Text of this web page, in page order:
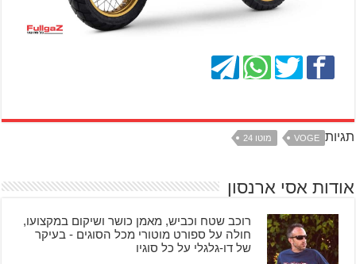
תגיות VOGE מוטו 24
אודות אסי ארנסון
רוכב שטח וכביש, מאמן כושר ושיקום במקצועו,
חולה על ספורט מוטורי מכל הסוגים - בעיקר
של דו-גלגלי על כל סוגיו